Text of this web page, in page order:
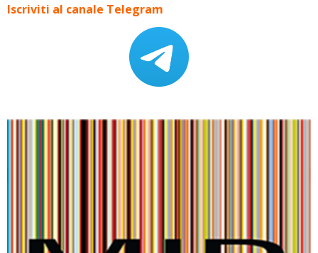
Iscriviti al canale Telegram